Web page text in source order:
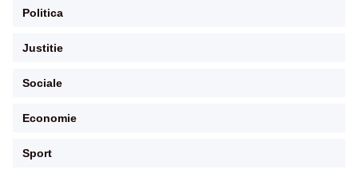
Politica
Justitie
Sociale
Economie
Sport